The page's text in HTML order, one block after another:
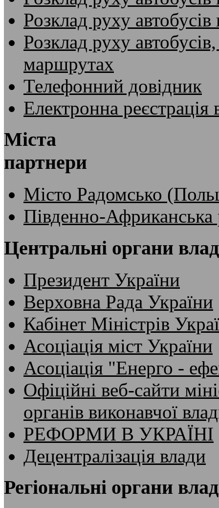
Розклад руху
Розклад руху
маршрутах
Телефонний довідник
Електронна реєстрація
Міста
партнери
Місто Радомсько
Південно-Африканська
Центральні органи
Президент України
Верховна Рада України
Кабінет Міністрів
Асоціація міст України
Асоціація "Енерго -
Офіційні веб-сайти
органів виконавчої
РЕФОРМИ В УКРАЇНІ
Децентралізація влади
Регіональні органи